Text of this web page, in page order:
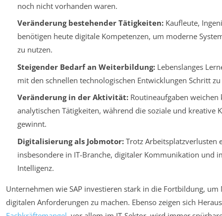
noch nicht vorhanden waren.
Veränderung bestehender Tätigkeiten:Kaufleute,
benötigen heute digitale Kompetenzen, um moderne
zu nutzen.
Steigender Bedarf an Weiterbildung:Lebenslanges
mit den schnellen technologischen Entwicklungen Schritt
Veränderung in der Aktivität:Routineaufgaben weichen
analytischen Tätigkeiten, während die soziale und kreative
gewinnt.
Digitalisierung als Jobmotor:Trotz Arbeitsplatzverlusten
insbesondere in IT-Branche, digitaler Kommunikation und
Intelligenz.
Unternehmen wie SAP investieren stark in die Fortbildung,
digitalen Anforderungen zu machen. Ebenso zeigen sich